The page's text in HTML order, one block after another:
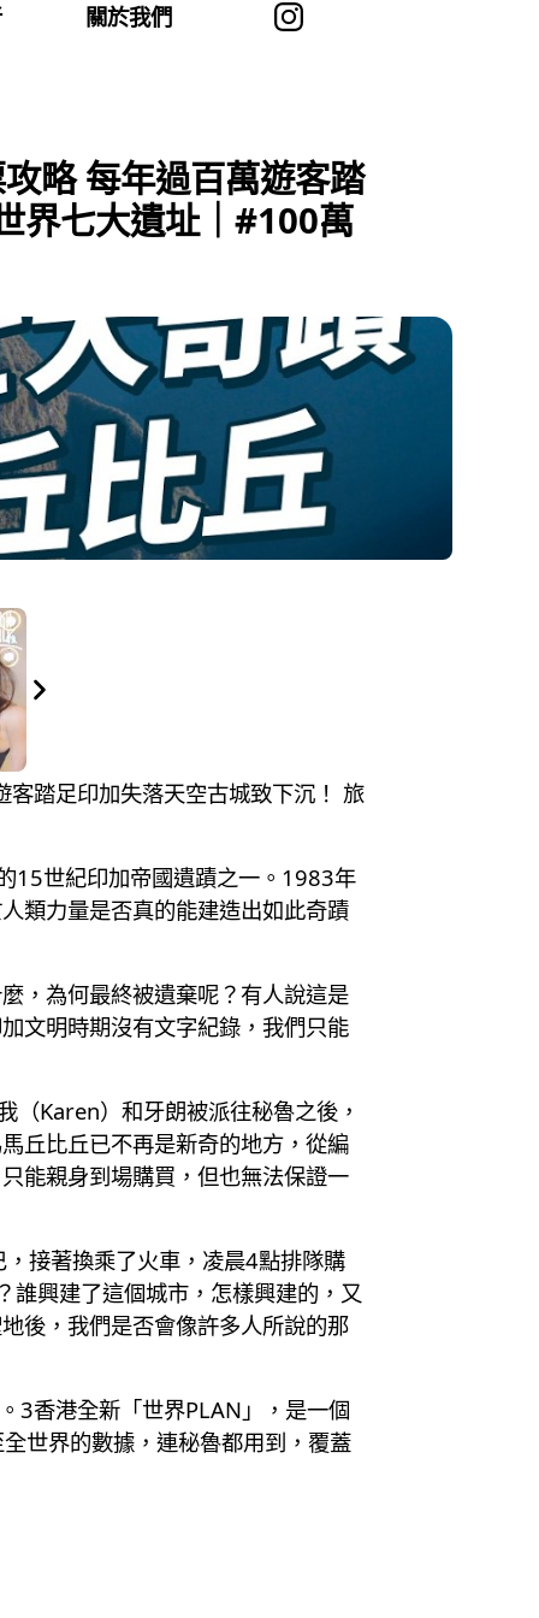
關於我們
略 每年過百萬遊客踏
界七大遺址｜#100萬
踏足印加失落天空古城致下沉！ 旅
15世紀印加帝國遺蹟之一。1983年
類力量是否真的能建造出如此奇蹟
，為何最終被遺棄呢？有人說這是
文明時期沒有文字紀錄，我們只能
Karen）和牙朗被派往秘魯之後，
丘比丘已不再是新奇的地方，從編
能親身到場購買，但也無法保證一
接著換乘了火車，凌晨4點排隊購
誰興建了這個城市，怎樣興建的，又
後，我們是否會像許多人所說的那
3香港全新「世界PLAN」，是一個
世界的數據，連秘魯都用到，覆蓋